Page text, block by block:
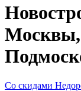
Со скидами